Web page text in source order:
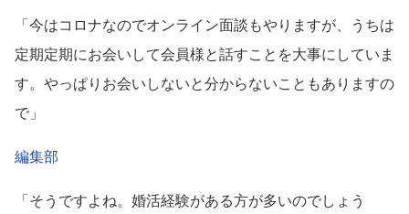
「今はコロナなのでオンライン面談もやりますが、うちは
定期定期にお会いして会員様と話すことを大事にしていま
す。やっぱりお会いしないと分からないこともありますの
で」
編集部
「そうですよね。婚活経験がある方が多いのでしょう